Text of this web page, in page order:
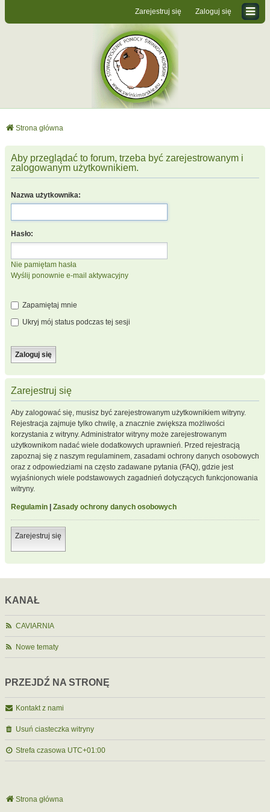
Zaloguj się
Zarejestruj się
Strona główna
Aby przeglądać to forum, trzeba być zarejestrowanym i
zalogowanym użytkownikiem.
Nazwa użytkownika:
Hasło:
Nie pamiętam hasła
Wyślij ponownie e-mail aktywacyjny
Zapamiętaj mnie
Ukryj mój status podczas tej sesji
Zarejestruj się
Aby zalogować się, musisz być zarejestrowanym użytkownikiem witryny.
Rejestracja zajmuje tylko chwilę, a znacznie zwiększa możliwości
korzystania z witryny. Administrator witryny może zarejestrowanym
użytkownikom nadać wiele dodatkowych uprawnień. Przed rejestracją
zapoznaj się z naszym regulaminem, zasadami ochrony danych osobowych
oraz z odpowiedziami na często zadawane pytania (FAQ), gdzie jest
wyjaśnionych wiele podstawowych zagadnień dotyczących funkcjonowania
witryny.
Regulamin Zasady ochrony danych osobowych
Zarejestruj się
KANAŁ
CAVIARNIA
Nowe tematy
PRZEJDŹ NA STRONĘ
Kontakt z nami
Usuń ciasteczka witryny
Strefa czasowa UTC+01:00
Strona główna